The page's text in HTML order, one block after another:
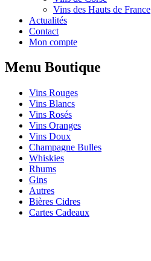
Vins des Hauts de France
Actualités
Contact
Mon compte
Menu Boutique
Vins Rouges
Vins Blancs
Vins Rosés
Vins Oranges
Vins Doux
Champagne Bulles
Whiskies
Rhums
Gins
Autres
Bières Cidres
Cartes Cadeaux